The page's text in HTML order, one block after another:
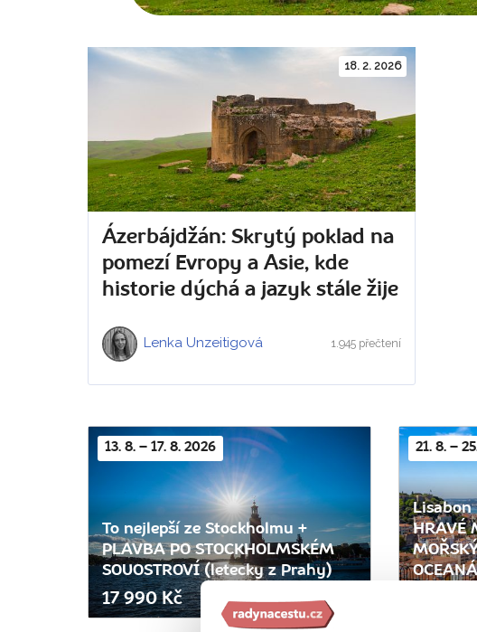
18. 2. 2026
Ázerbájdžán: Skrytý poklad na
pomezí Evropy a Asie, kde
historie dýchá a jazyk stále žije
Lenka Unzeitigová 1.945 přečtení
13. 8. – 17. 8. 2026
To nejlepší ze Stockholmu +
PLAVBA PO STOCKHOLMSKÉM
SOUOSTROVÍ (letecky z Prahy)
17 990 Kč
21. 8. –
Lisabon
HRAVÉ